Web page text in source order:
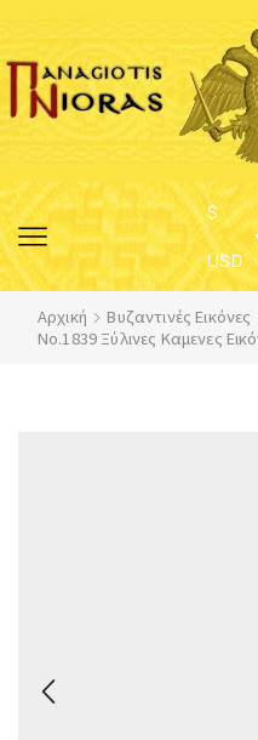
$
USD
Αρχική Βυζαντινές Εικόνες
No.1839 Ξύλινες Καμενες